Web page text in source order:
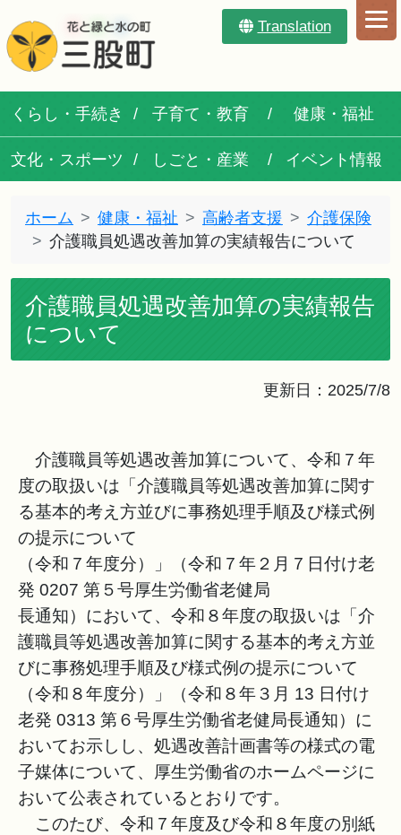
Translation
くらし・手続き 子育て・教育 健康・福祉
文化・スポーツ しごと・産業 イベント情報
ホーム 健康・福祉 高齢者支援
介護保険
介護職員処遇改善加算の実績報告について
介護職員処遇改善加算の実績報告
について
更新日：2025/7/8
介護職員等処遇改善加算について、令和７年
度の取扱いは「介護職員等処遇改善加算に関す
る基本的考え方並びに事務処理手順及び様式例
の提示について
（令和７年度分）」（令和７年２月７日付け老
発 0207 第５号厚生労働省老健局
長通知）において、令和８年度の取扱いは「介
護職員等処遇改善加算に関する基本的考え方並
びに事務処理手順及び様式例の提示について
（令和８年度分）」（令和８年３月 13 日付け
老発 0313 第６号厚生労働省老健局長通知）に
おいてお示しし、処遇改善計画書等の様式の電
子媒体について、厚生労働省のホームページに
おいて公表されているとおりです。
このたび、令和７年度及び令和８年度の別紙